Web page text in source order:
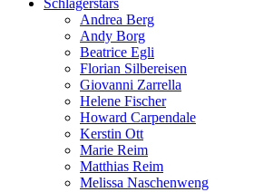
Schlagerstars
Andrea Berg
Andy Borg
Beatrice Egli
Florian Silbereisen
Giovanni Zarrella
Helene Fischer
Howard Carpendale
Kerstin Ott
Marie Reim
Matthias Reim
Melissa Naschenweng